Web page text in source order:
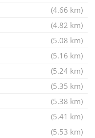
(4.66 km)
(4.82 km)
(5.08 km)
(5.16 km)
(5.24 km)
(5.35 km)
(5.38 km)
(5.41 km)
(5.53 km)